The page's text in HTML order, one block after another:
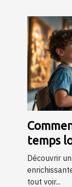
temps
musée ?
Découvrir
tout voir...